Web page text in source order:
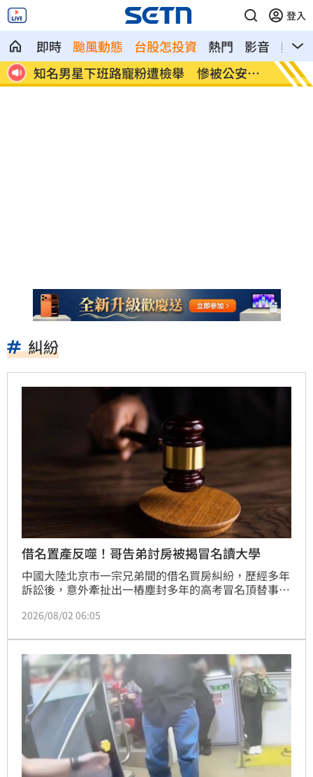
登入
即時 颱風動態 台股怎投資 熱門 影音
熱搜
約
永慶涉洩漏個資3人交保 總部解除加盟！
千
糾紛
借名置產反噬！哥告弟討房被揭冒名讀大學
中國大陸北京市一宗兄弟間的借名買房糾紛，歷經多年
訴訟後，意外牽扯出一樁塵封多年的高考冒名頂替事
士學歷，北京戶籍也遭註銷，兄弟雙方圍繞房產及學籍
2026/08/02 06:05